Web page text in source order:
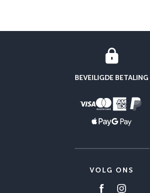
BEVEILIGDE BETALING
VOLG ONS